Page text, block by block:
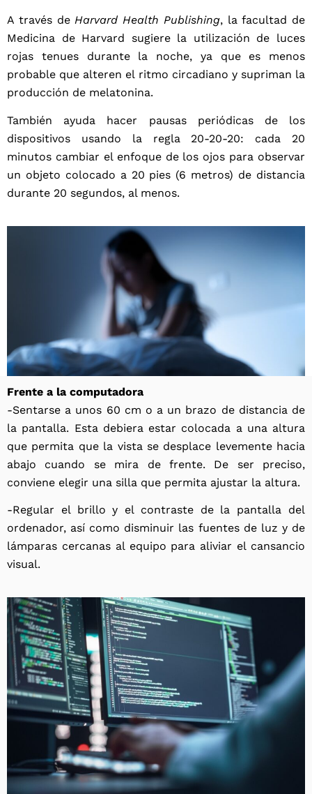
A través deHarvard Health Publishing, la facultad de
Medicina de Harvard sugiere la utilización de luces
rojas tenues durante la noche, ya que es menos
probable que alteren el ritmo circadiano y supriman la
producción de melatonina.
También ayuda hacer pausas periódicas de los
dispositivos usando la regla 20-20-20: cada 20
minutos cambiar el enfoque de los ojos para observar
un objeto colocado a 20 pies (6 metros) de distancia
durante 20 segundos, al menos.
Frente a la computadora
-Sentarse a unos 60 cm o a un brazo de distancia de
la pantalla. Esta debiera estar colocada a una altura
que permita que la vista se desplace levemente hacia
abajo cuando se mira de frente. De ser preciso,
conviene elegir una silla que permita ajustar la altura.
-Regular el brillo y el contraste de la pantalla del
ordenador, así como disminuir las fuentes de luz y de
lámparas cercanas al equipo para aliviar el cansancio
visual.